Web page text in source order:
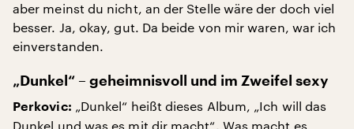
aber meinst du nicht, an der Stelle wäre der doch viel
besser. Ja, okay, gut. Da beide von mir waren, war ich
einverstanden.
„Dunkel“ – geheimnisvoll und im Zweifel sexy
Perkovic: „Dunkel“ heißt dieses Album, „Ich will das
Dunkel und was es mit dir macht“. Was macht es